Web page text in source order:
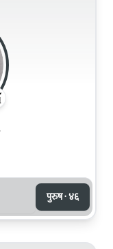
पुरुष · ४६